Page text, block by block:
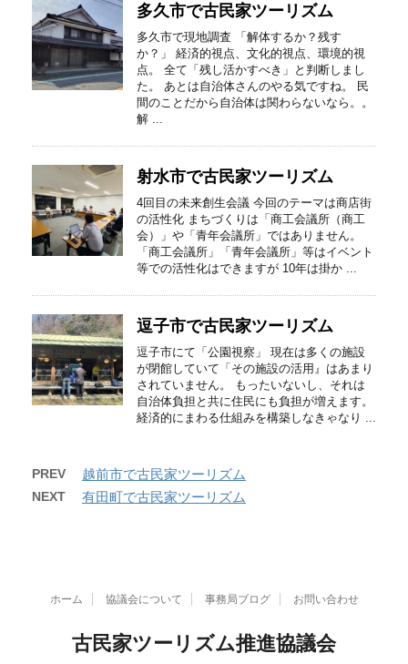
多久市で古民家ツーリズム
多久市で現地調査 「解体するか？残す
か？」 経済的視点、文化的視点、環境的視
点。 全て「残し活かすべき」と判断しまし
た。 あとは自治体さんのやる気ですね。 民
間のことだから自治体は関わらないなら。。
解 ...
射水市で古民家ツーリズム
4回目の未来創生会議 今回のテーマは商店街
の活性化 まちづくりは「商工会議所（商工
会）」や「青年会議所」ではありません。
「商工会議所」「青年会議所」等はイベント
等での活性化はできますが 10年は掛か ...
逗子市で古民家ツーリズム
逗子市にて「公園視察」 現在は多くの施設
が閉館していて「その施設の活用』はあまり
されていません。 もったいないし、それは
自治体負担と共に住民にも負担が増えます。
経済的にまわる仕組みを構築しなきゃなり ...
PREV 越前市で古民家ツーリズム
NEXT 有田町で古民家ツーリズム
ホーム 協議会について 事務局ブログ お問い合わせ
古民家ツーリズム推進協議会